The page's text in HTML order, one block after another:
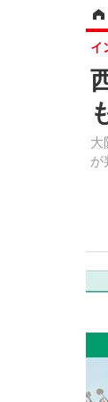
大
が
イ